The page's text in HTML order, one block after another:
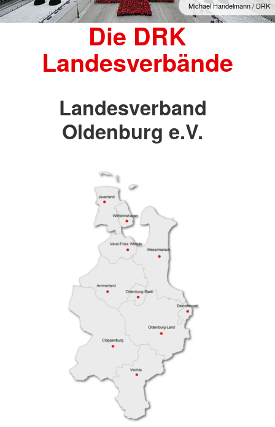
Michael Handelmann / DRK
Die DRK
Landesverbände
Landesverband
Oldenburg e.V.